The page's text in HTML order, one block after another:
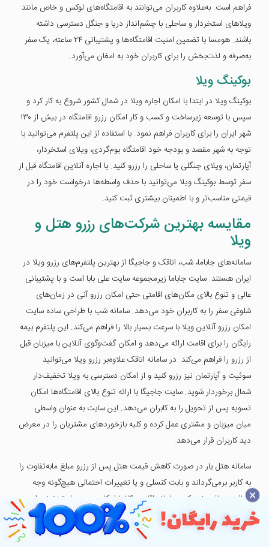
فراهم است. به‌علاوه کاربران می‌توانند به اقامتگاه‌های لوکس و خاص مانند
ویلاهای استخردار و ساحلی با چشم‌انداز دریا و جنگل دسترسی داشته
باشند. هومسا با تضمین امنیت اقامتگاه‌ها و پشتیبانی ۲۴ ساعته، یک سفر
به‌صرفه و لذت‌بخش را برای کاربران خود به امغان می‌آورد.
بوکینگ ویلا
بوکینگ ویلا در ابتدا با امکان اجاره ویلا در شمال کشور شروع به کار کرد و
سپس با توسعه زیرساخت و کسب و کار امکان رزرو اقامتگاه در بیش از ۱۳۰
شهر ایران را برای کاربران فراهم نمود. با استفاده از این پلتفرم می‌توانید با
توجه به شهر مقصد و بودجه خود اقامتگاه بوم‌گردی، ویلای استخردار،
آپارتمان، ویلای جنگلی یا ساحلی را رزرو کنید. با اجاره آنلاین اقامتگاه قبل از
سفر توسط بوکینگ ویلا می‌توانید با حذف واسطه‌ها درخواست خود را در
قیمتی مناسب‌تر و با اطمینان بیشتری ثبت کنید.
مقایسه بهترین شرکت‌های رزرو هتل و
ویلا
سامانه‌های جاباما، شب، اتاقک و جاجیگا از بهترین پلتفرم‌های رزرو ویلا در
ایران هستند. سایت جاباما زیرمجموعه سایت علی بابا است و با پشتیبانی
عالی و تنوع بالای مکان‌های اقامتی حتی امکان رزرو آنی در زمان‌های
شلوغی سفر را به کاربران خود می‌دهد. سامانه شب با طراحی ساده سایت
امکان رزرو آنلاین ویلا با سرعت بسیار بالا را فراهم می‌کند. این پلتفرم بیمه
رایگان را برای اقامت ارائه می‌دهد و امکان گفت‌وگوی آنلاین با میزبان قبل
از رزرو را فراهم می‌کند. در سامانه اتاقک علاوه‌بر رزرو ویلا می‌توانید
سوئیت و آپارتمان نیز رزرو کنید و از امکان دسترسی به ویلا تخفیف‌دار
شمال برخوردار شوید. سایت جاجیگا با ارائه تنوع بالای اقامتگاه‌ها امکان
تسویه پس از تحویل را به کابران می‌دهد. این سایت به عنوان واسطی
میان میزبان و مشتری عمل کرده و کلیه بازخوردهای مشتریان را در معرض
دید کاربران قرار می‌دهد.
سامانه هتل یار در صورت کاهش قیمت هتل پس از رزرو مبلغ مابه‌تفاوت را
به کاربر برمی‌گرداند و بابت کنسلی و یا تغییرات احتمالی هیچ‌گونه وجه
اضافی دریافت نمی‌کند. سامانه اقامت ۲۴ با امکان رزرو هتل تخفیف‌دار در
سراسر ایران و پشتیبانی ۲۴ ساعته خدماتی با کیفیت بالا به مشتریان عرضه
می‌کند. این پلتفرم اولین شرکت گردشگری دانش بنیان شرق ایران است که
×